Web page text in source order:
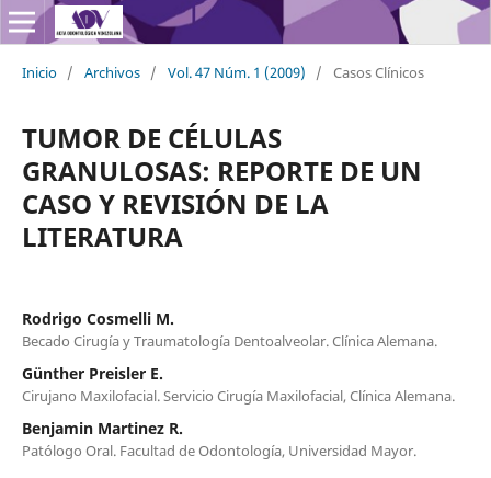
Inicio / Archivos / Vol. 47 Núm. 1 (2009) / Casos Clínicos
TUMOR DE CÉLULAS
GRANULOSAS: REPORTE DE UN
CASO Y REVISIÓN DE LA
LITERATURA
Rodrigo Cosmelli M.
Becado Cirugía y Traumatología Dentoalveolar. Clínica Alemana.
Günther Preisler E.
Cirujano Maxilofacial. Servicio Cirugía Maxilofacial, Clínica Alemana.
Benjamin Martinez R.
Patólogo Oral. Facultad de Odontología, Universidad Mayor.